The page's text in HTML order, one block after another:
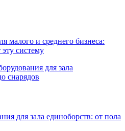
малого и среднего бизнеса:
систему
для зала единоборств: от пола